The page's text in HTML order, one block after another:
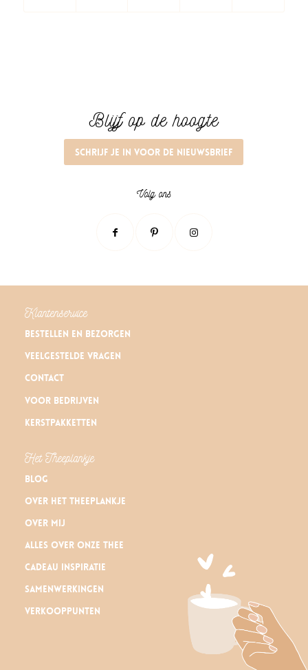
Blijf op de hoogte
Schrijf je in voor de nieuwsbrief
Volg ons
Klantenservice
Bestellen en bezorgen
Veelgestelde vragen
Contact
Voor bedrijven
Kerstpakketten
Het Theeplankje
Blog
Over Het Theeplankje
Over mij
Alles over onze thee
Cadeau inspiratie
Samenwerkingen
Verkooppunten